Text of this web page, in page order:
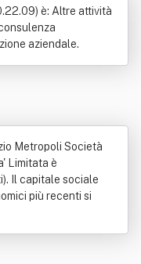
è: Altre attività
aziendale.
Metropoli Società
Limitata è
Il capitale sociale
più recenti si